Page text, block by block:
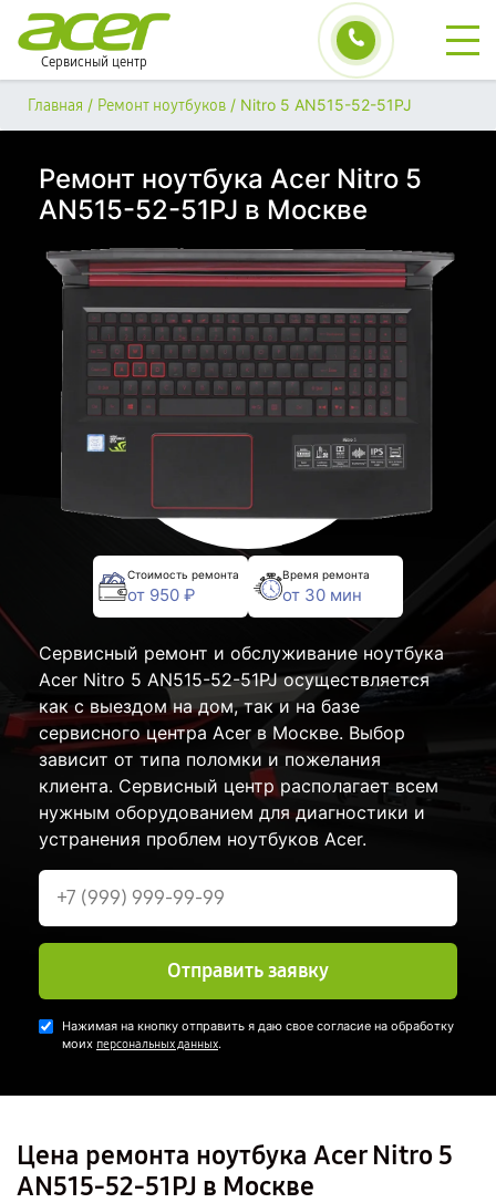
Сервисный центр
Главная / Ремонт ноутбуков / Nitro 5 AN515-52-51PJ
Ремонт ноутбука Acer Nitro 5
AN515-52-51PJ в Москве
Стоимость ремонта
от 950 ₽
Время ремонта
от 30 мин
Сервисный ремонт и обслуживание ноутбука
Acer Nitro 5 AN515-52-51PJ осуществляется
как с выездом на дом, так и на базе
сервисного центра Acer в Москве. Выбор
зависит от типа поломки и пожелания
клиента. Сервисный центр располагает всем
нужным оборудованием для диагностики и
устранения проблем ноутбуков Acer.
Отправить заявку
Нажимая на кнопку отправить я даю свое согласие на обработку
моих персональных данных.
Цена ремонта ноутбука Acer Nitro 5
AN515-52-51PJ в Москве